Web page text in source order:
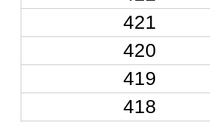
421
420
419
418